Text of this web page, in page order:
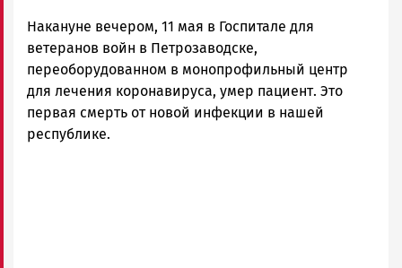
и
Карелии
|
Петрозаводск
ГОВОРИТ
Накануне вечером, 11 мая в Госпитале для
ветеранов войн в Петрозаводске,
переоборудованном в монопрофильный центр
для лечения коронавируса, умер пациент. Это
первая смерть от новой инфекции в нашей
республике.